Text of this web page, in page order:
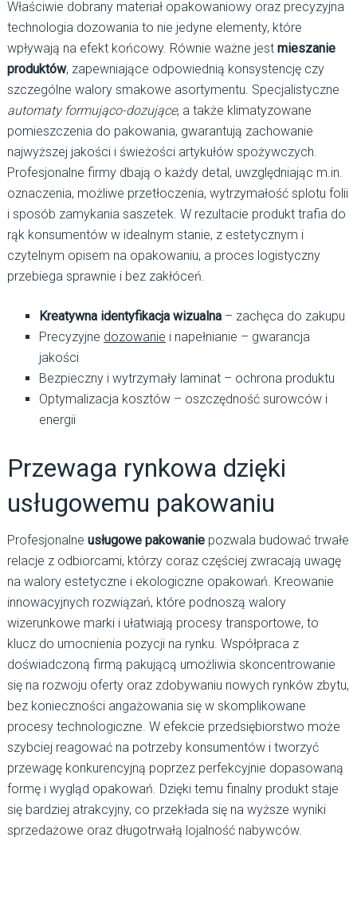
Właściwie dobrany materiał opakowaniowy oraz precyzyjna
technologia dozowania to nie jedyne elementy, które
wpływają na efekt końcowy. Równie ważne jest mieszanie
produktów, zapewniające odpowiednią konsystencję czy
szczególne walory smakowe asortymentu. Specjalistyczne
automaty formująco-dozujące, a także klimatyzowane
pomieszczenia do pakowania, gwarantują zachowanie
najwyższej jakości i świeżości artykułów spożywczych.
Profesjonalne firmy dbają o każdy detal, uwzględniając m.in.
oznaczenia, możliwe przetłoczenia, wytrzymałość splotu folii
i sposób zamykania saszetek. W rezultacie produkt trafia do
rąk konsumentów w idealnym stanie, z estetycznym i
czytelnym opisem na opakowaniu, a proces logistyczny
przebiega sprawnie i bez zakłóceń.
Kreatywna identyfikacja wizualna– zachęca do zakupu
Precyzyjne dozowanie i napełnianie – gwarancja
jakości
Bezpieczny i wytrzymały laminat – ochrona produktu
Optymalizacja kosztów – oszczędność surowców i
energii
Przewaga rynkowa dzięki
usługowemu pakowaniu
Profesjonalne usługowe pakowaniepozwala budować trwałe
relacje z odbiorcami, którzy coraz częściej zwracają uwagę
na walory estetyczne i ekologiczne opakowań. Kreowanie
innowacyjnych rozwiązań, które podnoszą walory
wizerunkowe marki i ułatwiają procesy transportowe, to
klucz do umocnienia pozycji na rynku. Współpraca z
doświadczoną firmą pakującą umożliwia skoncentrowanie
się na rozwoju oferty oraz zdobywaniu nowych rynków zbytu,
bez konieczności angażowania się w skomplikowane
procesy technologiczne. W efekcie przedsiębiorstwo może
szybciej reagować na potrzeby konsumentów i tworzyć
przewagę konkurencyjną poprzez perfekcyjnie dopasowaną
formę i wygląd opakowań. Dzięki temu finalny produkt staje
się bardziej atrakcyjny, co przekłada się na wyższe wyniki
sprzedażowe oraz długotrwałą lojalność nabywców.